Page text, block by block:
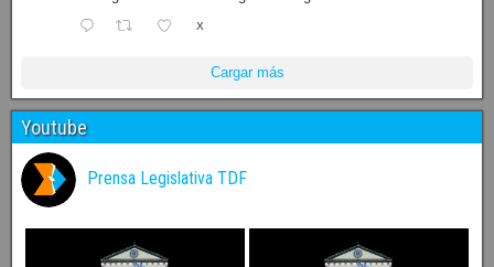
X
Cargar más
Youtube
Prensa Legislativa TDF